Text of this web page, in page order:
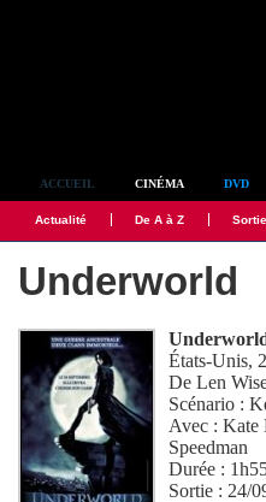
ACCUEIL CINÉMA DVD
Actualité De A à Z
Underworld
États-Unis,
DeLen
Scénario :
Avec :Kate
Speedman
Durée :
Sortie : 24/